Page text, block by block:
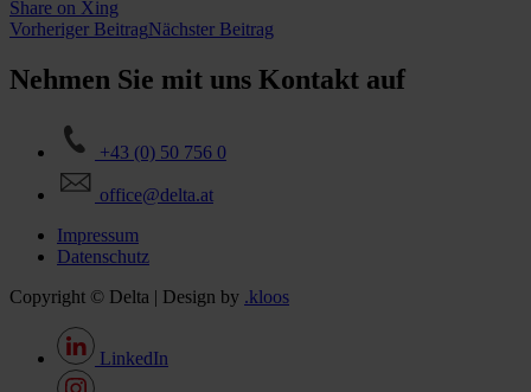
Share on Xing
Vorheriger BeitragNächster Beitrag
Nehmen Sie mit uns Kontakt auf
+43 (0) 50 756 0
office@delta.at
Impressum
Datenschutz
Copyright © Delta | Design by .kloos
LinkedIn